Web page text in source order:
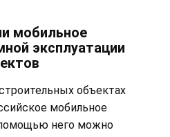
мобильное
эксплуатации
объектах
мобильное
него можно